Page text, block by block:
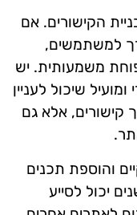
הקישורים. אם
למשתמשים,
פוחת משמעותית. יש
שיכול לעניין
קישורים, אלא גם
והוספת תכנים
יכול לסייע